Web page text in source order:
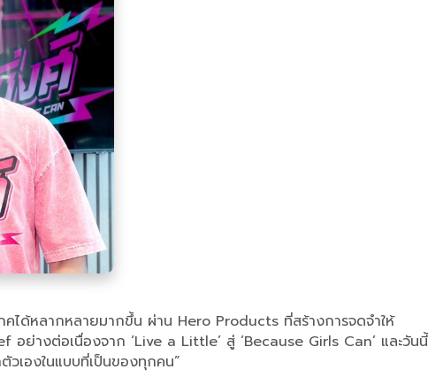
ได้หลากหลายมากขึ้น ผ่าน Hero Products ที่สร้างการจดจำให้
างต่อเนื่องจาก ‘Live a Little’ สู่ ‘Because Girls Can’ และวันนี้
เองในแบบที่เป็นของทุกคน”